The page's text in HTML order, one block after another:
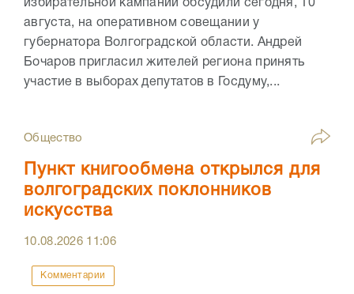
избирательной кампании обсудили сегодня, 10
августа, на оперативном совещании у
губернатора Волгоградской области. Андрей
Бочаров пригласил жителей региона принять
участие в выборах депутатов в Госдуму,...
Общество
Пункт книгообмена открылся для
волгоградских поклонников
искусства
10.08.2026 11:06
Комментарии